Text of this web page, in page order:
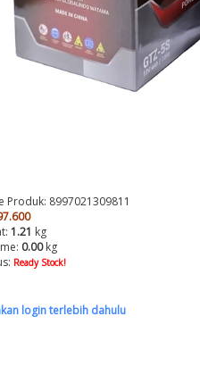
Produk: 8997021309811
1.21 kg
0.00kg
Ready Stock!
login terlebih dahulu